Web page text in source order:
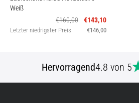
Weiß
€160,00
€143,10
Letzter niedrigster Preis €146,00
Hervorragend4.8 von 5